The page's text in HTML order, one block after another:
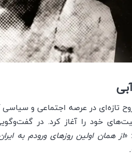
تازه‌ای در عرصه اجتماعی و
خود را آغاز کرد. در
«از همان اولین روزهای ورودم به